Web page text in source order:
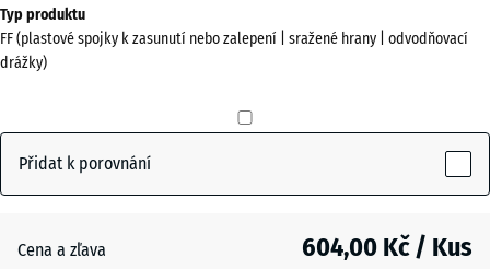
Zobrazit
paletu
Břidlicová
šedá (active)
Antracit
pro
dopravu
500
Vybraný
Typ produktu
FF (plastové spojky k zasunutí nebo zalepení | sražené hrany | odvodňovací
drážky)
Přidat k porovnání
Cena a zľava 604,00 Kč / Kus